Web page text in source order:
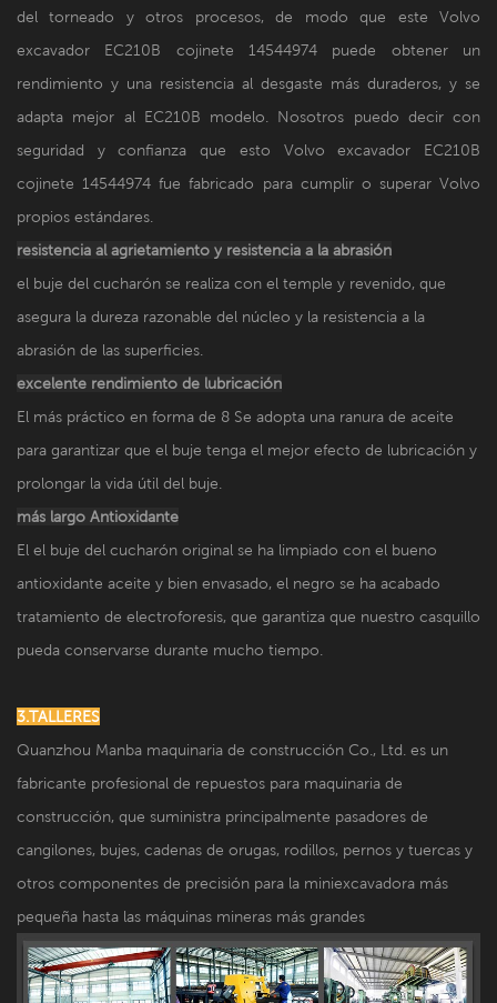
del torneado y otros procesos, de modo que este Volvo
excavador EC210B cojinete 14544974 puede obtener un
rendimiento y una resistencia al desgaste más duraderos, y se
adapta mejor al EC210B modelo. Nosotros puedo decir con
seguridad y confianza que esto Volvo excavador EC210B
cojinete 14544974fue fabricado para cumplir o superar Volvo
propios estándares.
resistencia al agrietamiento y resistencia a la abrasión
el buje del cucharón se realiza con el temple y revenido, que
asegura la dureza razonable del núcleo y la resistencia a la
abrasión de las superficies.
excelente rendimiento de lubricación
El más práctico en forma de 8 Se adopta una ranura de aceite
para garantizar que el buje tenga el mejor efecto de lubricación y
prolongar la vida útil del buje.
más largo Antioxidante
El el buje del cucharón original se ha limpiado con el bueno
antioxidante aceite y bien envasado, el negro se ha acabado
tratamiento de electroforesis, que garantiza que nuestro casquillo
pueda conservarse durante mucho tiempo.
3.TALLERES
Quanzhou Manba maquinaria de construcción Co., Ltd. es un
fabricante profesional de repuestos para maquinaria de
construcción, que suministra principalmente pasadores de
cangilones, bujes, cadenas de orugas, rodillos, pernos y tuercas y
otros componentes de precisión para la miniexcavadora más
pequeña hasta las máquinas mineras más grandes